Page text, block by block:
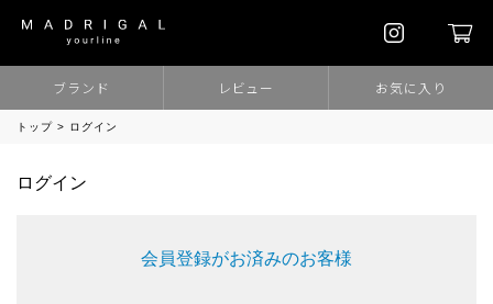
ブランド レビュー お気に入り
トップ ログイン
ログイン
会員登録がお済みのお客様